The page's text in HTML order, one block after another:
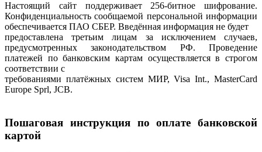
Настоящий сайт поддерживает 256-битное шифрование.
Конфиденциальность сообщаемой персональной информации
обеспечивается ПАО СБЕР. Введённая информация не будет
предоставлена третьим лицам за исключением случаев,
предусмотренных законодательством РФ. Проведение
платежей по банковским картам осуществляется в строгом
соответствии с
требованиями платёжных систем МИР, Visa Int., MasterCard
Europe Sprl, JCB.
Пошаговая инструкция по оплате банковской
картой